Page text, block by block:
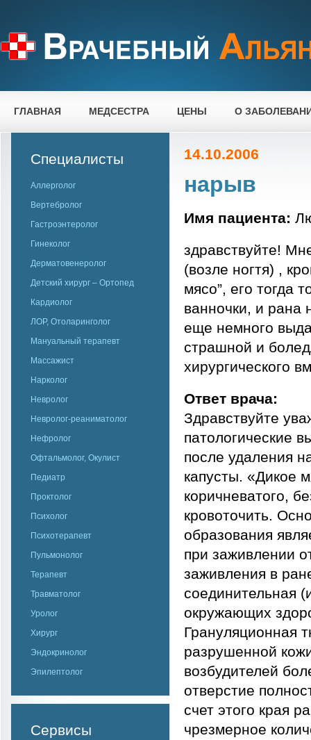
ГЛАВНАЯ МЕДСЕСТРА ЦЕНЫ О
Специалисты
Аллерголог
Вертебролог
Гастроэнтеролог
Гинеколог
Дерматовенеролог
Детский хирург – Ортопед
Кардиолог
ЛОР, Отоларинголог
Мануальный терапевт
Массажист
Нарколог
Невролог
Невролог-реаниматолог
Нефролог
Офтальмолог, Окулист
Педиатр
Проктолог
Психолог
Психотерапевт
Пульмонолог
Терапевт
Травматолог
Уролог
Хирург
Эндокринолог
Эпилептолог
Сервисы
14.10.2006
нарыв
Имя пациента:
здравствуйте!
(возле ногтя) ,
мясо”, его тогда
ванночки, и рана
еще немного
страшной и
хирургического
Ответ врача:
Здравствуйте
патологические
после удаления
капусты. «Дикое
коричневатого,
кровоточить.
образования
при заживлении
заживления в
соединительная
окружающих
Грануляционная
разрушенной
возбудителей
отверстие
счет этого края
чрезмерное